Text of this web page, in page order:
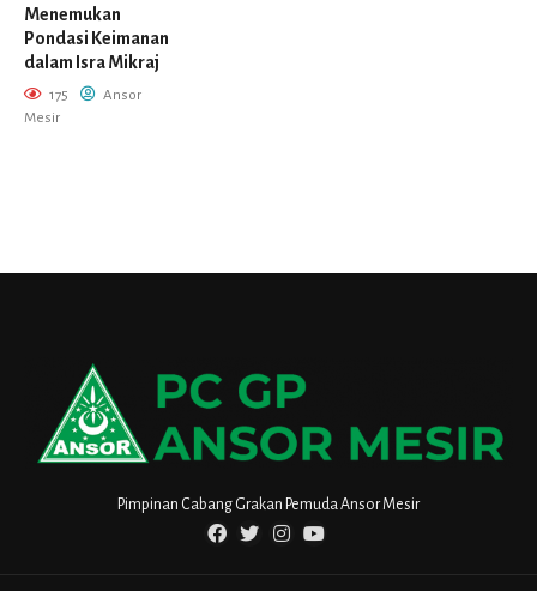
Menemukan
Pondasi Keimanan
dalam Isra Mikraj
175
Ansor
Mesir
Pimpinan Cabang Grakan Pemuda Ansor Mesir